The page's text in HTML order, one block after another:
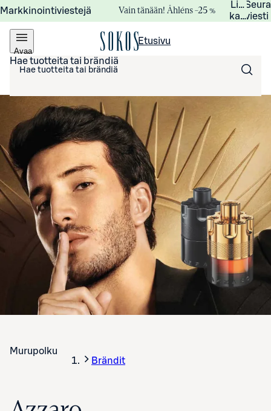
Markkinointiviestejä Vain tänään! Åhléns –25 %
viesti
Avaa
valikko
Etusivu
Hae tuotteita tai brändiä
Murupolku
Brändit